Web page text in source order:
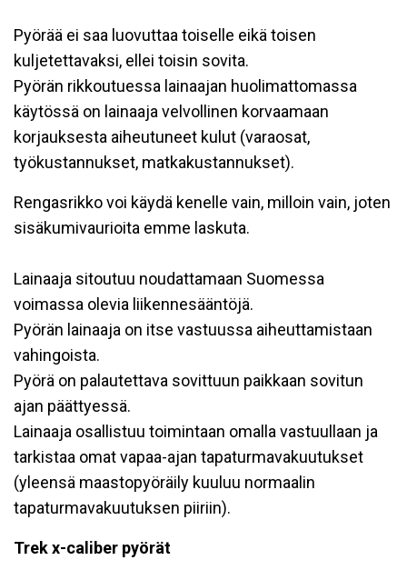
Pyörää ei saa luovuttaa toiselle eikä toisen
kuljetettavaksi, ellei toisin sovita.
Pyörän rikkoutuessa lainaajan huolimattomassa
käytössä on lainaaja velvollinen korvaamaan
korjauksesta aiheutuneet kulut (varaosat,
työkustannukset, matkakustannukset).
Rengasrikko voi käydä kenelle vain, milloin vain, joten
sisäkumivaurioita emme laskuta.
Lainaaja sitoutuu noudattamaan Suomessa
voimassa olevia liikennesääntöjä.
Pyörän lainaaja on itse vastuussa aiheuttamistaan
vahingoista.
Pyörä on palautettava sovittuun paikkaan sovitun
ajan päättyessä.
Lainaaja osallistuu toimintaan omalla vastuullaan ja
tarkistaa omat vapaa-ajan tapaturmavakuutukset
(yleensä maastopyöräily kuuluu normaalin
tapaturmavakuutuksen piiriin).
Trek x-caliber pyörät